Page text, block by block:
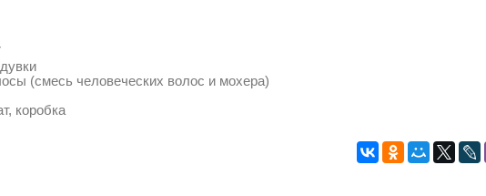
(смесь человеческих волос и мохера)
коробка